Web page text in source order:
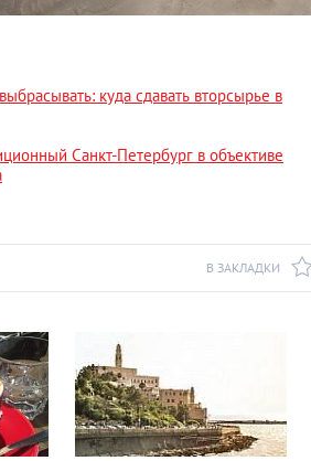
куда сдавать вторсырье в
Санкт-Петербург в объективе
В ЗАКЛАДКИ